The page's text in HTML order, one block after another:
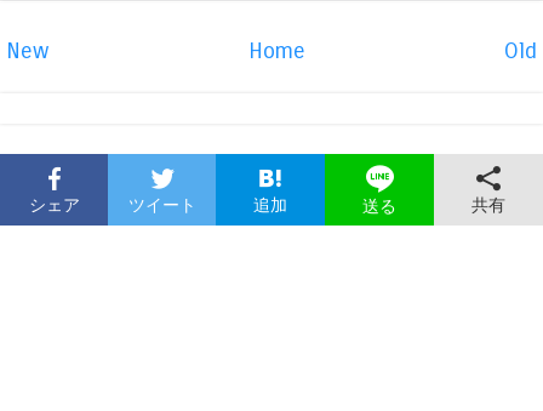
New Old
Home
シェア ツイート 追加 送る 共有